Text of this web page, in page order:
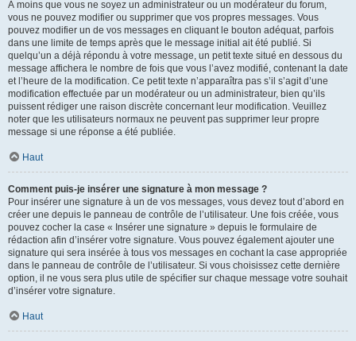
À moins que vous ne soyez un administrateur ou un modérateur du forum,
vous ne pouvez modifier ou supprimer que vos propres messages. Vous
pouvez modifier un de vos messages en cliquant le bouton adéquat, parfois
dans une limite de temps après que le message initial ait été publié. Si
quelqu’un a déjà répondu à votre message, un petit texte situé en dessous du
message affichera le nombre de fois que vous l’avez modifié, contenant la date
et l’heure de la modification. Ce petit texte n’apparaîtra pas s’il s’agit d’une
modification effectuée par un modérateur ou un administrateur, bien qu’ils
puissent rédiger une raison discrète concernant leur modification. Veuillez
noter que les utilisateurs normaux ne peuvent pas supprimer leur propre
message si une réponse a été publiée.
Haut
Comment puis-je insérer une signature à mon message ?
Pour insérer une signature à un de vos messages, vous devez tout d’abord en
créer une depuis le panneau de contrôle de l’utilisateur. Une fois créée, vous
pouvez cocher la case « Insérer une signature » depuis le formulaire de
rédaction afin d’insérer votre signature. Vous pouvez également ajouter une
signature qui sera insérée à tous vos messages en cochant la case appropriée
dans le panneau de contrôle de l’utilisateur. Si vous choisissez cette dernière
option, il ne vous sera plus utile de spécifier sur chaque message votre souhait
d’insérer votre signature.
Haut